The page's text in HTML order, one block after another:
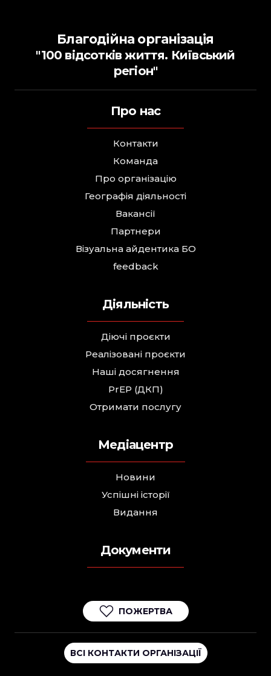
Благодійна організація
"100 відсотків життя. Київський
регіон"
Про нас
Контакти
Команда
Про організацію
Географія діяльності
Вакансії
Партнери
Візуальна айдентика БО
feedback
Діяльність
Діючі проєкти
Реалізовані проєкти
Наші досягнення
PrEP (ДКП)
Отримати послугу
Медіацентр
Новини
Успішні історії
Видання
Документи
ПОЖЕРТВА
ВСІ КОНТАКТИ ОРГАНІЗАЦІЇ